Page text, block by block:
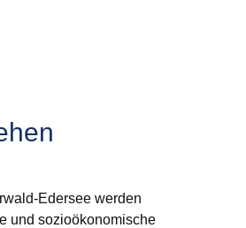
Edersee werden
und sozioökonomische